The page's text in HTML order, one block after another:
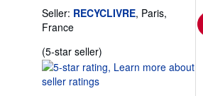
Seller: RECYCLIVRE, Paris,
France
(5-star seller)
rating